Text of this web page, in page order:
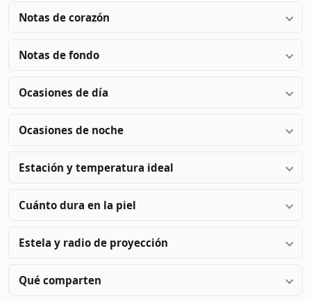
Notas de corazón
Notas de fondo
Ocasiones de día
Ocasiones de noche
Estación y temperatura ideal
Cuánto dura en la piel
Estela y radio de proyección
Qué comparten